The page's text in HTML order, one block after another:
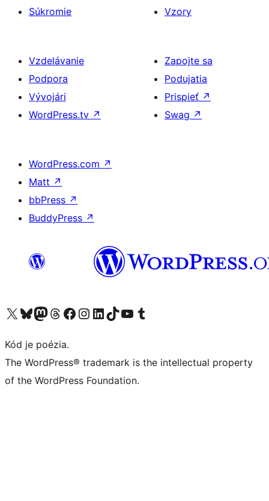
Súkromie
Vzory
Vzdelávanie
Podpora
Vývojári
WordPress.tv ↗
Zapojte sa
Podujatia
Prispieť ↗
Swag ↗
WordPress.com ↗
Matt ↗
bbPress ↗
BuddyPress ↗
Navštívte náš účet na X (predtým Twitter)
Navštívte náš účet na platforme Bluesky
Navštívte náš účet na Mastodone
Navštívte náš účet na platforme Threads
Navštívte našu stránku na Facebooku
Navštívte náš účet Instagram
Navštívte náš účet LinkedIn
Navštívte náš účet na platforme TikTok
Navštívte náš kanál YouTube
Navštívte náš účet na platforme Tumblr
Kód je poézia.
The WordPress® trademark is the intellectual property
of the WordPress Foundation.